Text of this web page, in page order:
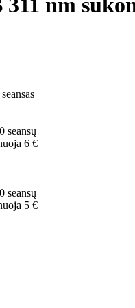
nm
seansų
6 €
seansų
5 €